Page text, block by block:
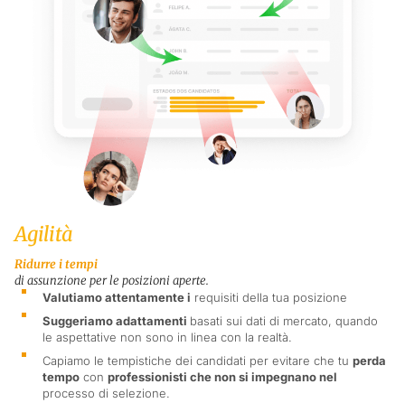
Agilità
Ridurre i tempi
di assunzione per le posizioni aperte.
Valutiamo attentamente i requisiti della tua posizione
Suggeriamo adattamenti basati sui dati di mercato, quando
le aspettative non sono in linea con la realtà.
Capiamo le tempistiche dei candidati per evitare che tuperda
tempo conprofessionisti che non si impegnano nel
processo di selezione.